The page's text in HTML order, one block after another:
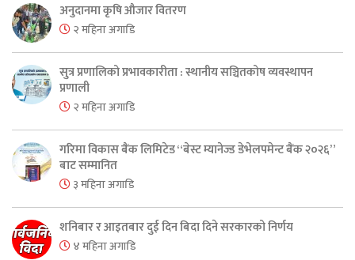
अनुदानमा कृषि औजार वितरण
२ महिना अगाडि
सुत्र प्रणालिको प्रभावकारीता : स्थानीय सञ्चितकोष व्यवस्थापन
प्रणाली
२ महिना अगाडि
गरिमा विकास बैंक लिमिटेड “बेस्ट म्यानेज्ड डेभेलपमेन्ट बैंक २०२६”
बाट सम्मानित
३ महिना अगाडि
शनिबार र आइतबार दुई दिन बिदा दिने सरकारको निर्णय
४ महिना अगाडि